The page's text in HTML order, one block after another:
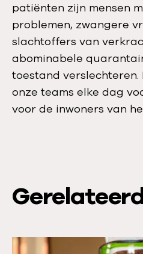
patiënten zijn mensen
problemen, zwangere
slachtoffers van
abominabele
toestand
onze teams elke dag
voor de inwoners van
L